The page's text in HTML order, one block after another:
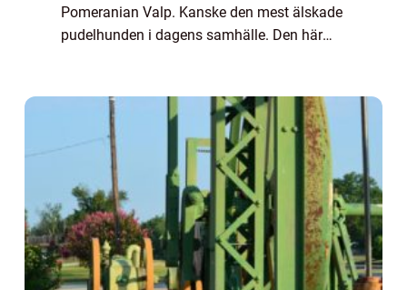
Pomeranian Valp. Kanske den mest älskade
pudelhunden i dagens samhälle. Den här